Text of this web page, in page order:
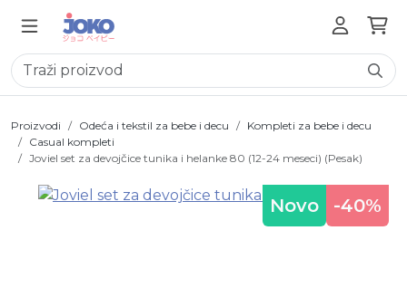
Proizvodi Odeća i tekstil za bebe i decu
Kompleti za bebe i decu
Casual kompleti
Joviel set za devojčice tunika i helanke 80 (12-24 meseci) (Pesak)
Novo -40%